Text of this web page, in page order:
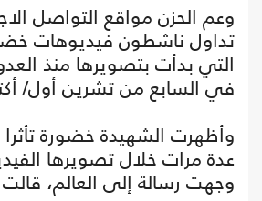
وعم الحزن مواقع التواصل
تداول ناشطون فيديوهات
التي بدأت بتصويرها منذ
في السابع من تشرين أول/
وأظهرت الشهيدة خضورة تأثرا
عدة مرات خلال تصويرها
وجهت رسالة إلى العالم، قالت